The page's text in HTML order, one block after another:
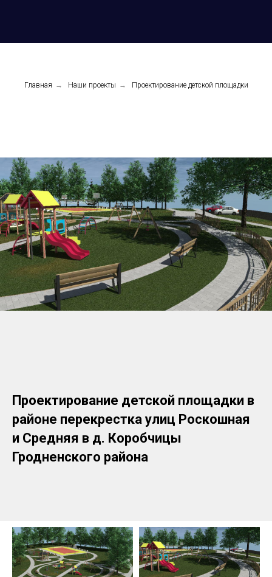
Главная → Наши проекты → Проектирование детской площадки
Проектирование детской площадки в
районе перекрестка улиц Роскошная
и Средняя в д. Коробчицы
Гродненского района